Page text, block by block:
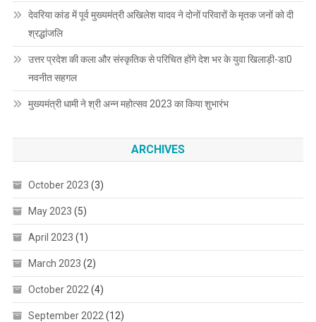
देवरिया कांड में पूर्व मुख्यमंत्री अखिलेश यादव ने दोनों परिवारों के मृतक जनों को दी
श्रद्धांजलि
उत्तर प्रदेश की कला और संस्कृतिक से परिचित होंगे देश भर के युवा खिलाड़ी-डा0
नवनीत सहगल
मुख्यमंत्री धामी ने श्री अन्न महोत्सव 2023 का किया शुभारंभ
ARCHIVES
October 2023 (3)
May 2023 (5)
April 2023 (1)
March 2023 (2)
October 2022 (4)
September 2022 (12)